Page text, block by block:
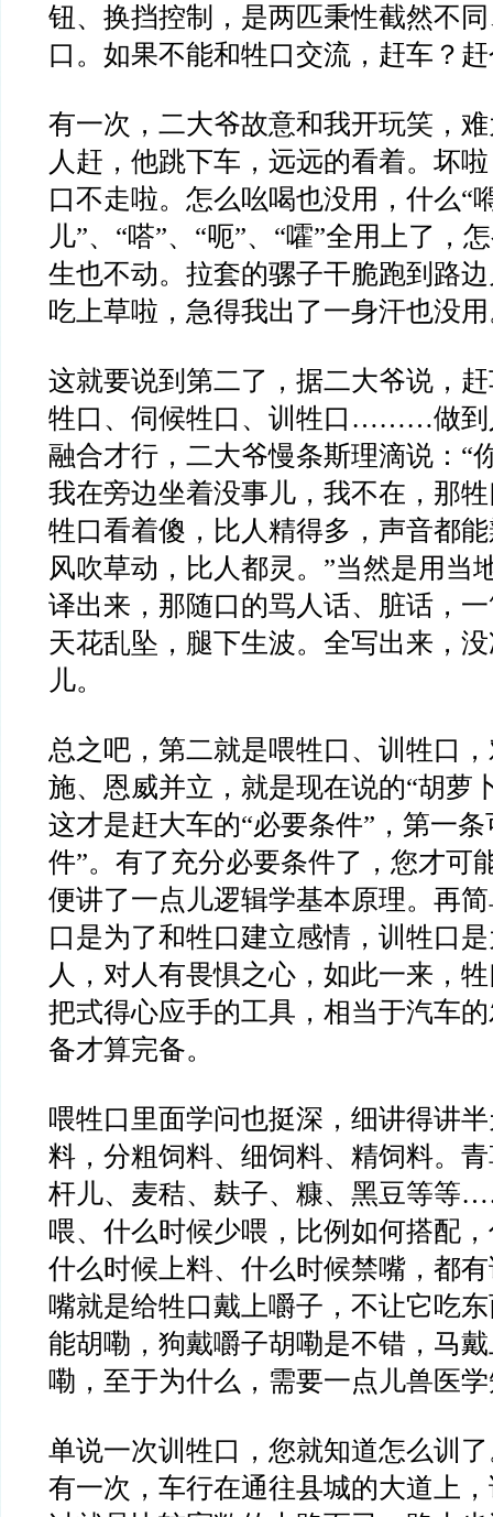
钮、换挡控制，是两匹秉性截然不
口。如果不能和牲口交流，赶车？
有一次，二大爷故意和我开玩笑，
人赶，他跳下车，远远的看着。坏
口不走啦。怎么吆喝也没用，什么“
儿”、“嗒”、“呃”、“嚯”全用上了，
生也不动。拉套的骡子干脆跑到路
吃上草啦，急得我出了一身汗也没
这就要说到第二了，据二大爷说，
牲口、伺候牲口、训牲口………做到
融合才行，二大爷慢条斯理滴说：“
我在旁边坐着没事儿，我不在，那
牲口看着傻，比人精得多，声音都
风吹草动，比人都灵。”当然是用当
译出来，那随口的骂人话、脏话，
天花乱坠，腿下生波。全写出来，
儿。
总之吧，第二就是喂牲口、训牲口
施、恩威并立，就是现在说的“胡萝
这才是赶大车的“必要条件”，第一
件”。有了充分必要条件了，您才可
便讲了一点儿逻辑学基本原理。再
口是为了和牲口建立感情，训牲口
人，对人有畏惧之心，如此一来，
把式得心应手的工具，相当于汽车
备才算完备。
喂牲口里面学问也挺深，细讲得讲
料，分粗饲料、细饲料、精饲料。
杆儿、麦秸、麸子、糠、黑豆等等
喂、什么时候少喂，比例如何搭配
什么时候上料、什么时候禁嘴，都
嘴就是给牲口戴上嚼子，不让它吃
能胡嘞，狗戴嚼子胡嘞是不错，马
嘞，至于为什么，需要一点儿兽医
单说一次训牲口，您就知道怎么训
有一次，车行在通往县城的大道上